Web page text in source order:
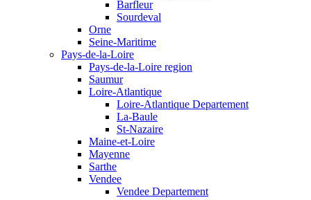
Barfleur
Sourdeval
Orne
Seine-Maritime
Pays-de-la-Loire
Pays-de-la-Loire region
Saumur
Loire-Atlantique
Loire-Atlantique Departement
La-Baule
St-Nazaire
Maine-et-Loire
Mayenne
Sarthe
Vendee
Vendee Departement